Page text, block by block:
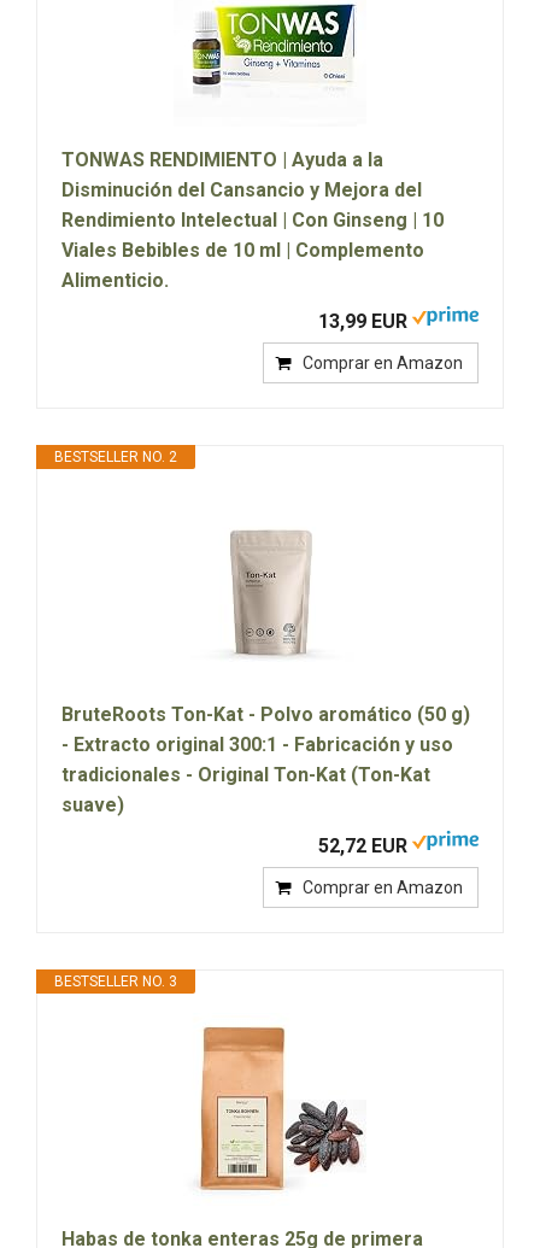
TONWAS RENDIMIENTO | Ayuda a la
Disminución del Cansancio y Mejora del
Rendimiento Intelectual | Con Ginseng | 10
Viales Bebibles de 10 ml | Complemento
Alimenticio.
13,99 EUR
Comprar en Amazon
BESTSELLER NO. 2
BruteRoots Ton-Kat - Polvo aromático (50 g)
- Extracto original 300:1 - Fabricación y uso
tradicionales - Original Ton-Kat (Ton-Kat
suave)
52,72 EUR
Comprar en Amazon
BESTSELLER NO. 3
Habas de tonka enteras 25g de primera